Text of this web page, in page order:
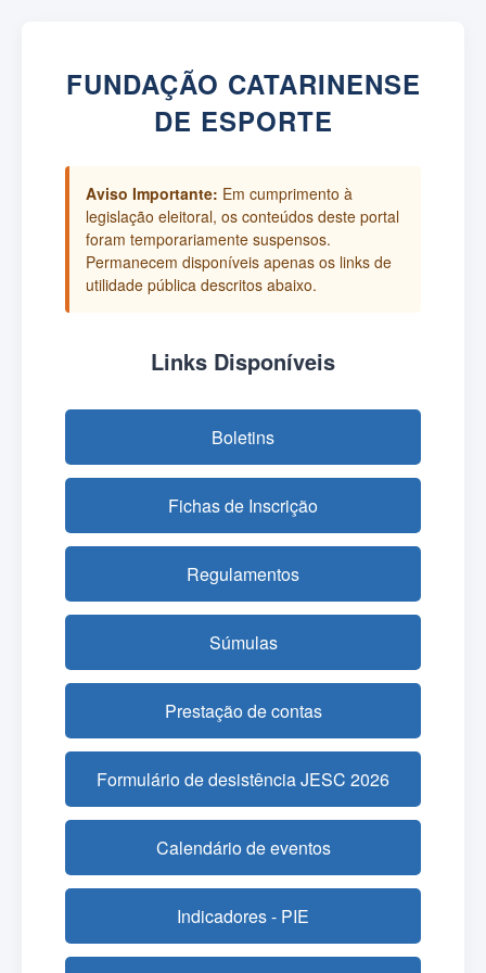
FUNDAÇÃO CATARINENSE
DE ESPORTE
Aviso Importante: Em cumprimento à
legislação eleitoral, os conteúdos deste portal
foram temporariamente suspensos.
Permanecem disponíveis apenas os links de
utilidade pública descritos abaixo.
Links Disponíveis
Boletins
Fichas de Inscrição
Regulamentos
Súmulas
Prestação de contas
Formulário de desistência JESC 2026
Calendário de eventos
Indicadores - PIE